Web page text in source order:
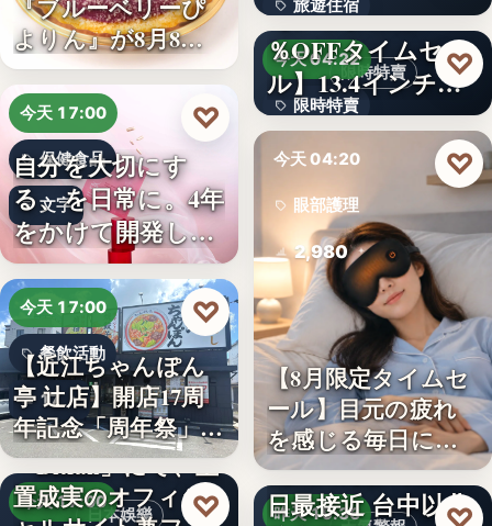
『ブルーベリーぴ
よりん』が8月8日
「ブル…
今天 17:00
保健食品
文字
自分を大切にす
る、を日常に。4年
をかけて開発した
女性のた…
♡
今天 17:00
餐飲活動
17
【近江ちゃんぽん
亭 辻店】開店17周
年記念「周年祭」開
催…
♡
日本娛樂
今天 17:00
「Bitfan」にて、玉
置成実のオフィシ♡
旅遊住宿
10
グ施設…
限時特賣
今天 04:22
限時特賣
文字
【アマゾン30
％OFFタイムセー
ル】13.4インチ大
画面…
♡
今天 04:20
眼部護理
2,980
【8月限定タイムセ
ール】目元の疲れ
を感じる毎日に。3
段階…
♡
昨天 19:36
颱風白海豚8日及9
日最接近 台中以北
♡